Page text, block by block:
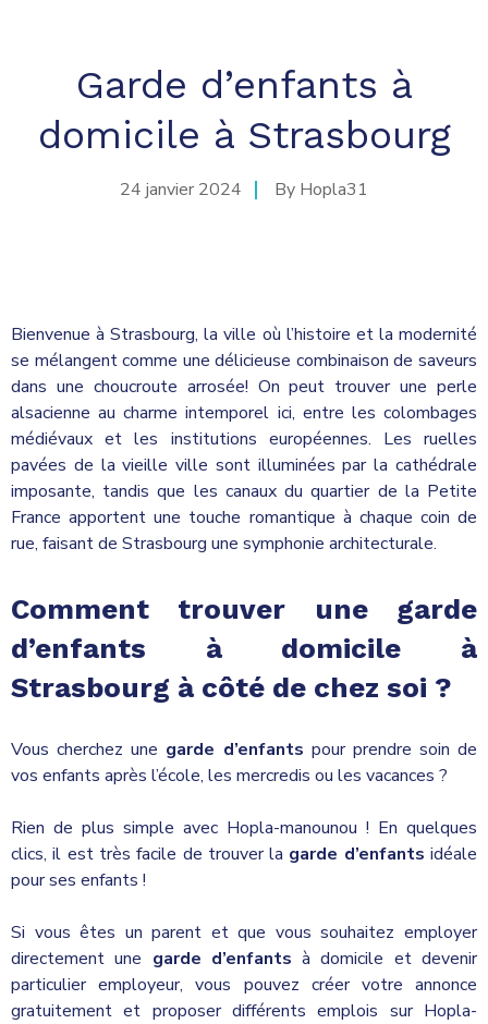
Garde d’enfants à
domicile à Strasbourg
24 janvier 2024 By Hopla31
Bienvenue à Strasbourg, la ville où l’histoire et la modernité
se mélangent comme une délicieuse combinaison de saveurs
dans une choucroute arrosée! On peut trouver une perle
alsacienne au charme intemporel ici, entre les colombages
médiévaux et les institutions européennes. Les ruelles
pavées de la vieille ville sont illuminées par la cathédrale
imposante, tandis que les canaux du quartier de la Petite
France apportent une touche romantique à chaque coin de
rue, faisant de Strasbourg une symphonie architecturale.
Comment trouver une garde
d’enfants à domicile à
Strasbourg à côté de chez soi ?
Vous cherchez une garde d’enfants pour prendre soin de
vos enfants après l’école, les mercredis ou les vacances ?
Rien de plus simple avec Hopla-manounou ! En quelques
clics, il est très facile de trouver la garde d’enfants idéale
pour ses enfants !
Si vous êtes un parent et que vous souhaitez employer
directement une garde d’enfants à domicile et devenir
particulier employeur, vous pouvez créer votre annonce
gratuitement et proposer différents emplois sur Hopla-